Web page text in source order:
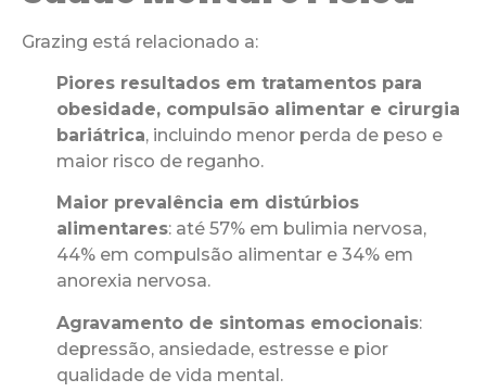
Grazing está relacionado a:
Piores resultados em tratamentos para
obesidade, compulsão alimentar e cirurgia
bariátrica, incluindo menor perda de peso e
maior risco de reganho.
Maior prevalência em distúrbios
alimentares: até 57% em bulimia nervosa,
44% em compulsão alimentar e 34% em
anorexia nervosa.
Agravamento de sintomas emocionais:
depressão, ansiedade, estresse e pior
qualidade de vida mental.